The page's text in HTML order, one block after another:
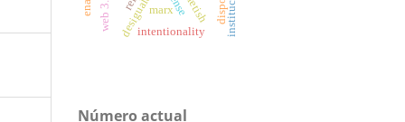
fetish
marx
web 3.0
intentionality
Número actual